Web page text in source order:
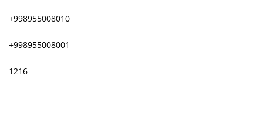
+998955008010
+998955008001
1216